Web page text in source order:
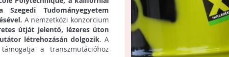
Tudományegyetem
A nemzetközi konzorcium
útját jelentő, lézeres úton
létrehozásán dolgozik. A
a transzmutációhoz